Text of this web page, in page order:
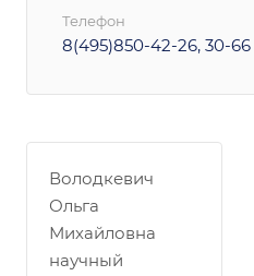
Телефон
8(495)850-42-26, 30-66
Володкевич
Ольга
Михайловна
научный